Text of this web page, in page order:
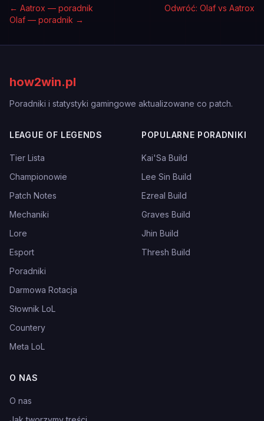
← Aatrox — poradnik
Odwróć: Olaf vs Aatrox
Olaf — poradnik →
how2win.pl
Poradniki i statystyki gamingowe aktualizowane co patch.
LEAGUE OF LEGENDS
Tier Lista
Championowie
Patch Notes
Mechaniki
Lore
Esport
Poradniki
Darmowa Rotacja
Słownik LoL
Countery
Meta LoL
POPULARNE PORADNIKI
Kai'Sa Build
Lee Sin Build
Ezreal Build
Graves Build
Jhin Build
Thresh Build
O NAS
O nas